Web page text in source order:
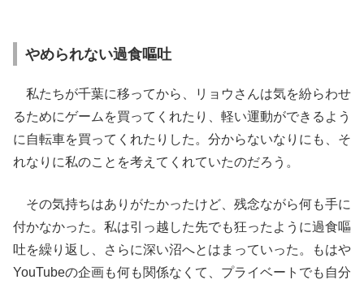
やめられない過食嘔吐
私たちが千葉に移ってから、リョウさんは気を紛らわせ
るためにゲームを買ってくれたり、軽い運動ができるよう
に自転車を買ってくれたりした。分からないなりにも、そ
れなりに私のことを考えてくれていたのだろう。
その気持ちはありがたかったけど、残念ながら何も手に
付かなかった。私は引っ越した先でも狂ったように過食嘔
吐を繰り返し、さらに深い沼へとはまっていった。もはや
YouTubeの企画も何も関係なくて、プライベートでも自分